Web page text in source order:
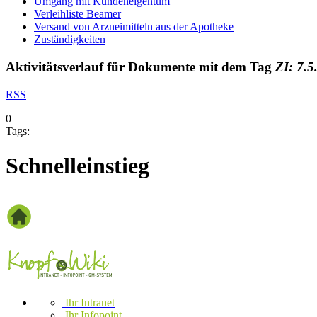
Verleihliste Beamer
Versand von Arzneimitteln aus der Apotheke
Zuständigkeiten
Aktivitätsverlauf für Dokumente mit dem Tag ZI:
RSS
0
Tags:
Schnelleinstieg
Ihr Intranet